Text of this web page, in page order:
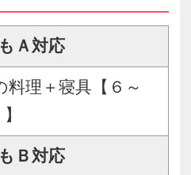
Ａ対応
理＋寝具【６～
Ｂ対応